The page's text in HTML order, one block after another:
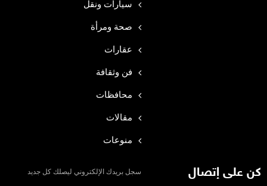
سيارات ونقل
صحة ومرأة
عقارات
فن وثقافة
محافظات
مقالات
منوعات
كن على إتصال سجل بريدك الإلكتروني ليصلك كل جديد